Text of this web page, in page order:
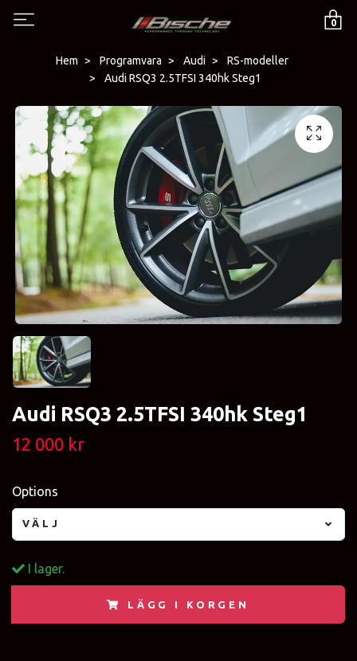
0
Hem Programvara Audi
RS-modeller
Audi RSQ3 2.5TFSI 340hk Steg1
Audi RSQ3 2.5TFSI 340hk Steg1
12 000 kr
Options
VÄLJ
I lager.
LÄGG I KORGEN